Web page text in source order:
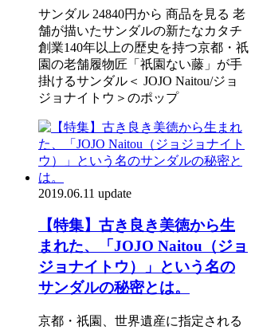
サンダル 24840円から 商品を見る 老
舗が描いたサンダルの新たなカタチ
創業140年以上の歴史を持つ京都・祇
園の老舗履物匠「祇園ない藤」が手
掛けるサンダル＜ JOJO Naitou/ジョ
ジョナイトウ＞のポップ
2019.06.11 update
【特集】古き良き美徳から生
まれた、「JOJO Naitou（ジョ
ジョナイトウ）」という名の
サンダルの秘密とは。
京都・祇園、世界遺産に指定される